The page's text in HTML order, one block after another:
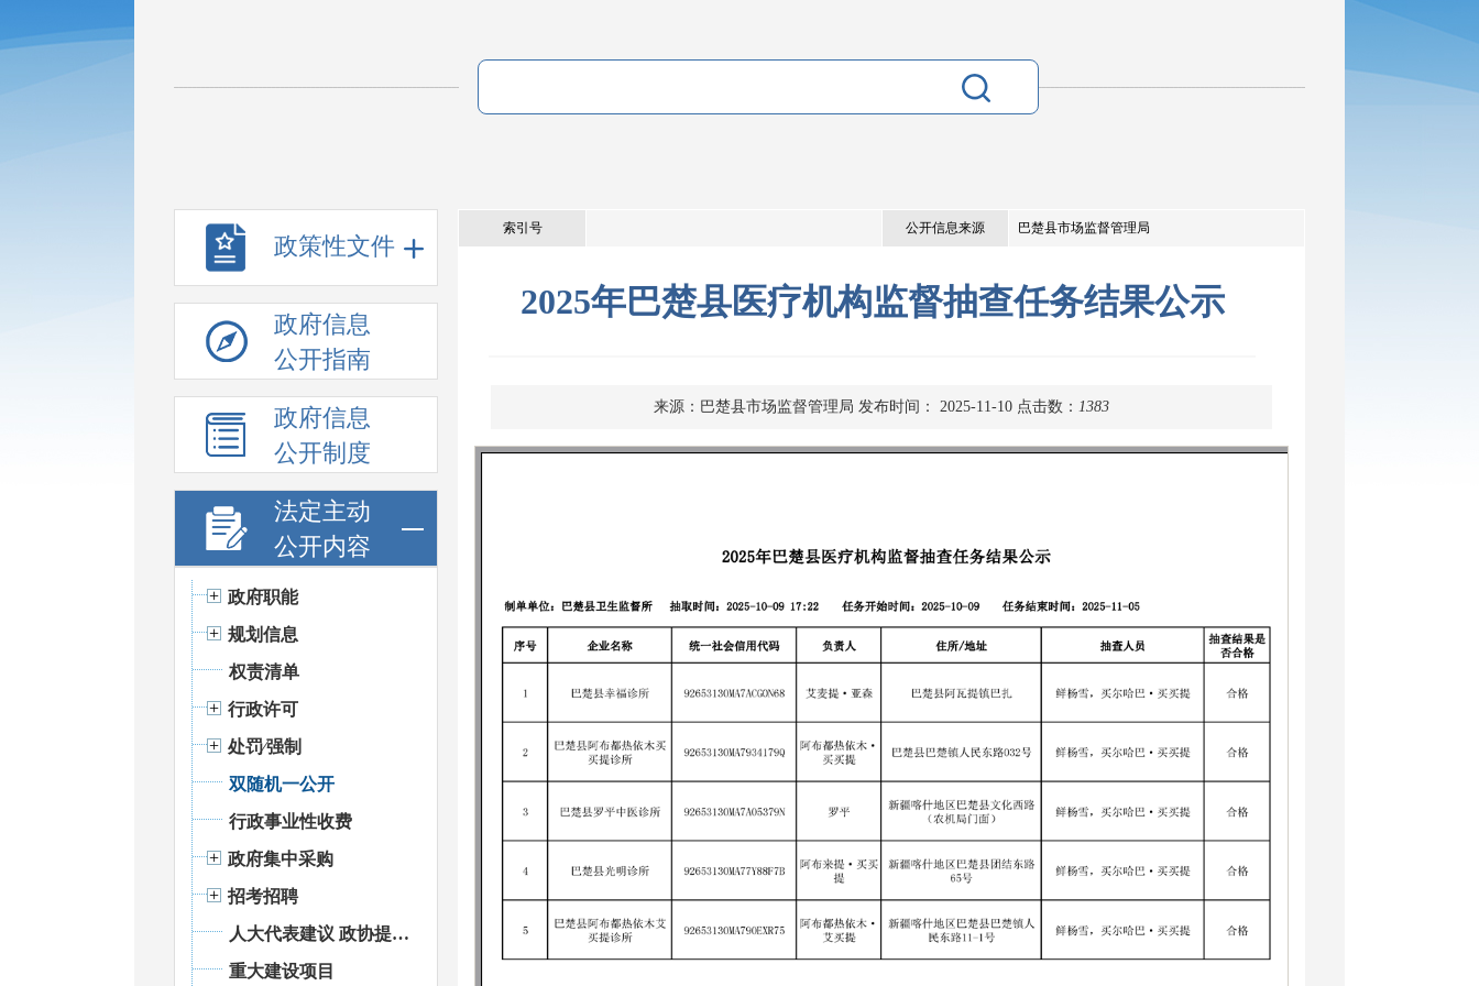
政策性文件
政府信息
公开指南
政府信息
公开制度
法定主动
公开内容
政府职能
规划信息
权责清单
行政许可
处罚⁄强制
双随机一公开
行政事业性收费
政府集中采购
招考招聘
人大代表建议 政协提案办理
重大建设项目
索引号 公开信息来源 巴楚县市场监督管理局
2025年巴楚县医疗机构监督抽查任务结果公示
来源：巴楚县市场监督管理局 发布时间： 2025-11-10 点击数： 1383